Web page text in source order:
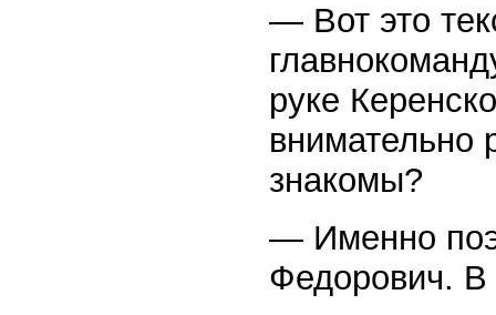
— Вот это
руке
внимательно
знакомы?
— Именно
Федорович.